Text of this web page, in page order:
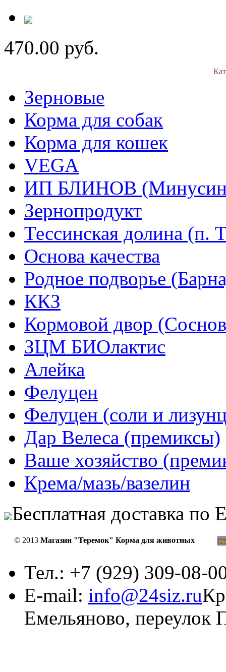
470.00 руб.
Зерновые
Корма для собак
Корма для кошек
VEGA
ИП БЛИНОВ
Зернопродукт
Тессинская долина (п.
Основа качества
Родное подворье
ККЗ
Кормовой двор
ЗЦМ БИОлактис
Алейка
Фелуцен
Фелуцен (соли и
Дар Велеса (премиксы)
Ваше хозяйство
Крема/мазь/вазелин
Бесплатная доставка по
© 2013 Магазин "Теремок" Корма для животных
Тел.: +7 (929) 309-08-
E-mail: info@24siz.ru
Емельяново,